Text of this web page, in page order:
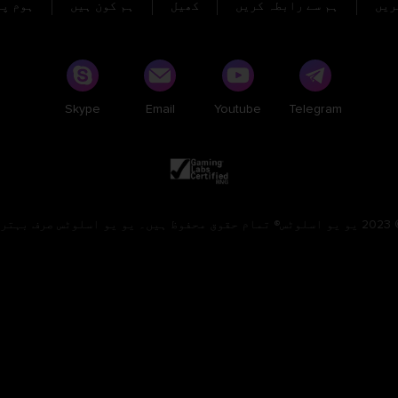
ہوم ہم کون ہیں کھیل ہم سے رابطہ کریں
Skype Email Youtube Telegram